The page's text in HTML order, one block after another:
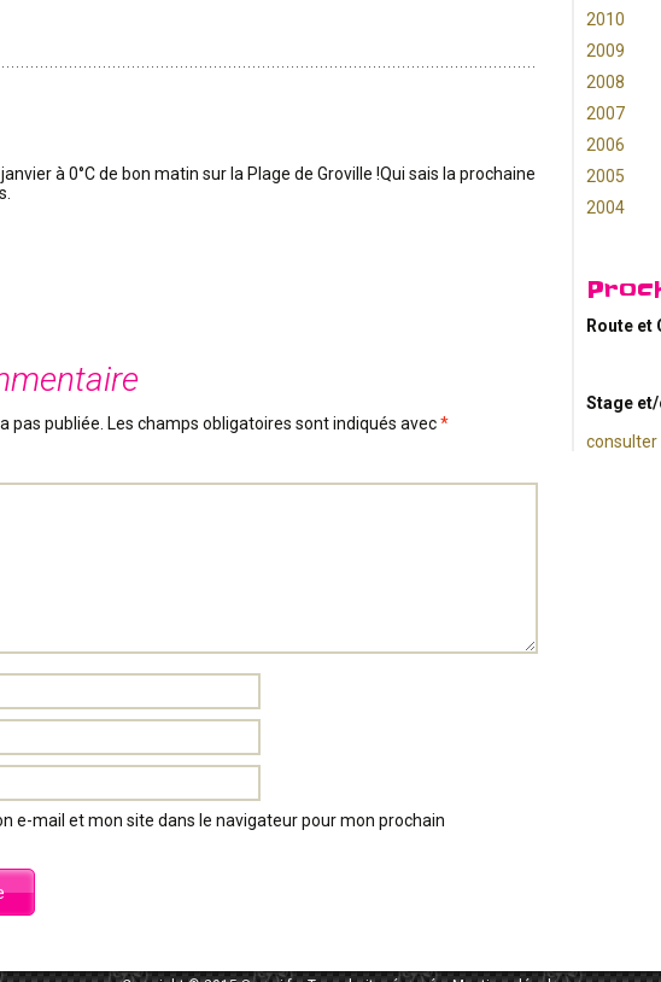
à 0°C de bon matin sur la Plage de Groville !Qui sais la prochaine
pas publiée. Les champs obligatoires sont indiqués avec*
e-mail et mon site dans le navigateur pour mon prochain
2010
2009
2008
2007
2006
2005
2004
Route et
Stage et/
consulter